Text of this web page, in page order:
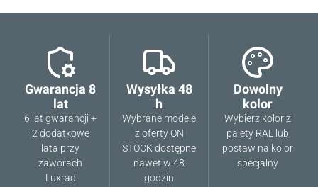
Gwarancja 8
lat
6 lat gwarancji +
2 dodatkowe
lata przy
zaworach
Luxrad
Wysyłka 48
h
Wybrane modele
z oferty ON
STOCK dostępne
nawet w 48
godzin
Dowolny
kolor
Wybierz kolor z
palety RAL lub
postaw na kolor
specjalny